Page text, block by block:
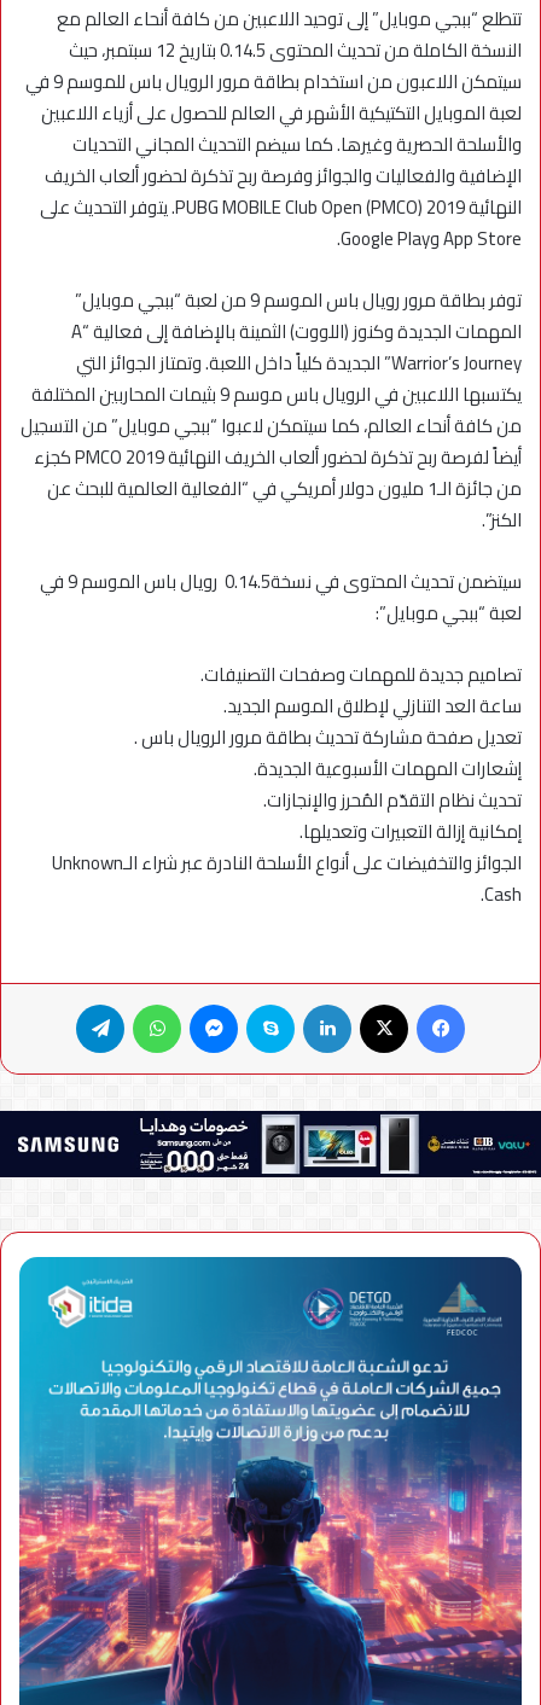
تتطلع “ببجي موبايل” إلى توحيد اللاعبين من كافة أنحاء العالم مع
النسخة الكاملة من تحديث المحتوى 0.14.5 بتاريخ 12 سبتمبر، حيث
سيتمكن اللاعبون من استخدام بطاقة مرور الرويال باس للموسم 9 في
لعبة الموبايل التكتيكية الأشهر في العالم للحصول على أزياء اللاعبين
والأسلحة الحصرية وغيرها. كما سيضم التحديث المجاني التحديات
الإضافية والفعاليات والجوائز وفرصة ربح تذكرة لحضور ألعاب الخريف
النهائية PUBG MOBILE Club Open (PMCO) 2019. يتوفر التحديث على
App Store وGoogle Play.
توفر بطاقة مرور رويال باس الموسم 9 من لعبة “ببجي موبايل”
المهمات الجديدة وكنوز (اللووت) الثمينة بالإضافة إلى فعالية “A
Warrior’s Journey” الجديدة كلياً داخل اللعبة. وتمتاز الجوائز التي
يكتسبها اللاعبين في الرويال باس موسم 9 بثيمات المحاربين المختلفة
من كافة أنحاء العالم، كما سيتمكن لاعبوا “ببجي موبايل” من التسجيل
أيضاً لفرصة ربح تذكرة لحضور ألعاب الخريف النهائية PMCO 2019 كجزء
من جائزة الـ1 مليون دولار أمريكي في “الفعالية العالمية للبحث عن
الكنز”.
سيتضمن تحديث المحتوى في نسخة0.14.5 رويال باس الموسم 9 في
لعبة “ببجي موبايل”:
تصاميم جديدة للمهمات وصفحات التصنيفات.
ساعة العد التنازلي لإطلاق الموسم الجديد.
تعديل صفحة مشاركة تحديث بطاقة مرور الرويال باس .
إشعارات المهمات الأسبوعية الجديدة.
تحديث نظام التقدّم المُحرز والإنجازات.
إمكانية إزالة التعبيرات وتعديلها.
الجوائز والتخفيضات على أنواع الأسلحة النادرة عبر شراء الـUnknown
Cash.
فيسبوك لينكدإن سكايب ماسنجر واتساب